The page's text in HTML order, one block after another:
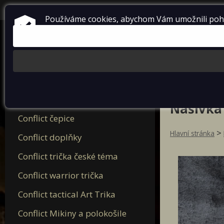
Conflict čepice
Conflict doplňky
Conflict trička české téma
Conflict warrior trička
Conflict tactical Art Trika
Conflict Mikiny a polokošile
Hlavní stránka >
Používáme cookies, abychom Vám umožnili